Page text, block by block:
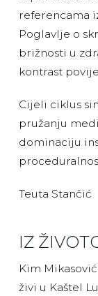
referencama
Poglavlje o
brižnosti u
kontrast
Cijeli ciklus
pružanju
dominaciju
Teuta Stančić
IZ
Kim
živi u Kaštel